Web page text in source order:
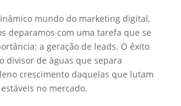
mundo do marketing digital,
deparamos com uma tarefa que se
a geração de leads. O êxito
divisor de águas que separa
crescimento daquelas que lutam
no mercado.